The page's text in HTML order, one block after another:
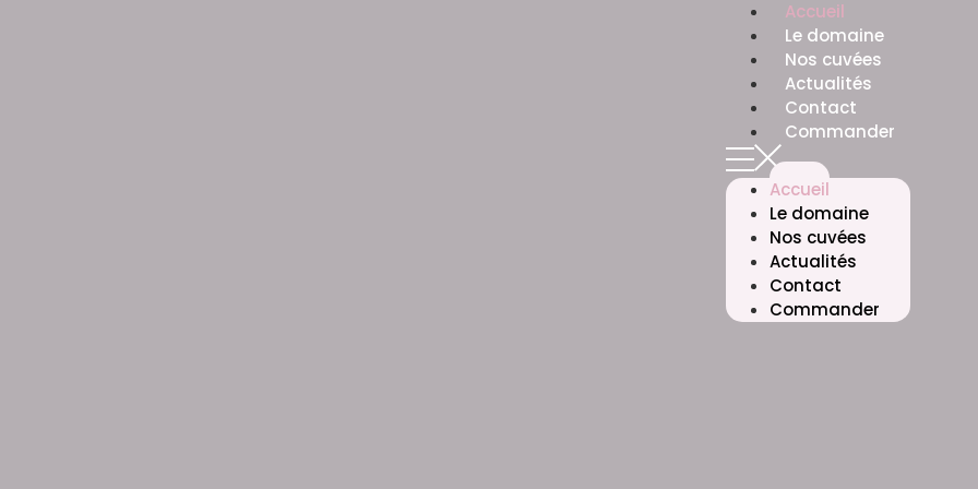
Accueil
Le domaine
Nos cuvées
Actualités
Contact
Commander
Accueil
Le domaine
Nos cuvées
Actualités
Contact
Commander